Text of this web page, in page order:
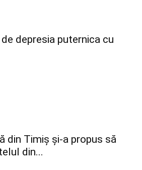
depresia puternica cu
din Timiș și-a propus să
din...